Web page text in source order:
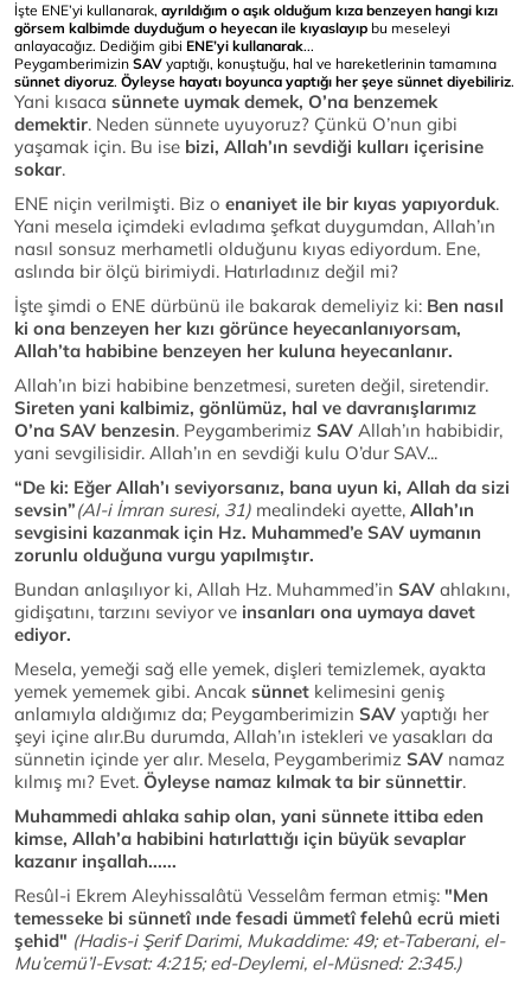
İşte ENE’yi kullanarak, ayrıldığım o aşık olduğum kıza benzeyen hangi kızı
görsem kalbimde duyduğum o heyecan ile kıyaslayıp bu meseleyi
anlayacağız. Dediğim gibi ENE’yi kullanarak...
Peygamberimizin SAV yaptığı, konuştuğu, hal ve hareketlerinin tamamına
sünnet diyoruz. Öyleyse hayatı boyunca yaptığı her şeye sünnet diyebiliriz.
Yani kısaca sünnete uymak demek, O’na benzemek
demektir. Neden sünnete uyuyoruz? Çünkü O’nun gibi
yaşamak için. Bu ise bizi, Allah’ın sevdiği kulları içerisine
sokar.
ENE niçin verilmişti. Biz o enaniyet ile bir kıyas yapıyorduk.
Yani mesela içimdeki evladıma şefkat duygumdan, Allah’ın
nasıl sonsuz merhametli olduğunu kıyas ediyordum. Ene,
aslında bir ölçü birimiydi. Hatırladınız değil mi?
İşte şimdi o ENE dürbünü ile bakarak demeliyiz ki: Ben nasıl
ki ona benzeyen her kızı görünce heyecanlanıyorsam,
Allah’ta habibine benzeyen her kuluna heyecanlanır.
Allah’ın bizi habibine benzetmesi, sureten değil, siretendir.
Sireten yani kalbimiz, gönlümüz, hal ve davranışlarımız
O’na SAV benzesin. Peygamberimiz SAV Allah’ın habibidir,
yani sevgilisidir. Allah’ın en sevdiği kulu O’dur SAV...
“De ki: Eğer Allah’ı seviyorsanız, bana uyun ki, Allah da sizi
sevsin”(Al-i İmran suresi, 31) mealindeki ayette, Allah’ın
sevgisini kazanmak için Hz. Muhammed’e SAV uymanın
zorunlu olduğuna vurgu yapılmıştır.
Bundan anlaşılıyor ki, Allah Hz. Muhammed’in SAV ahlakını,
gidişatını, tarzını seviyor ve insanları ona uymaya davet
ediyor.
Mesela, yemeği sağ elle yemek, dişleri temizlemek, ayakta
yemek yememek gibi. Ancak sünnet kelimesini geniş
anlamıyla aldığımız da; Peygamberimizin SAV yaptığı her
şeyi içine alır.Bu durumda, Allah’ın istekleri ve yasakları da
sünnetin içinde yer alır. Mesela, Peygamberimiz SAV namaz
kılmış mı? Evet. Öyleyse namaz kılmak ta bir sünnettir.
Muhammedi ahlaka sahip olan, yani sünnete ittiba eden
kimse, Allah’a habibini hatırlattığı için büyük sevaplar
kazanır inşallah......
Resûl-i Ekrem Aleyhissalâtü Vesselâm ferman etmiş: "Men
temesseke bi sünnetî ınde fesadi ümmetî felehû ecrü mieti
şehid" (Hadis-i Şerif Darimi, Mukaddime: 49; et-Taberani, el-
Mu’cemü’l-Evsat: 4:215; ed-Deylemi, el-Müsned: 2:345.)